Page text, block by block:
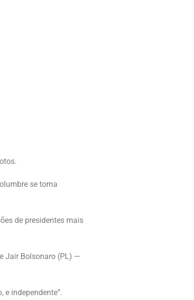
se torna
de presidentes mais
Jair Bolsonaro (PL) —
e independente”.